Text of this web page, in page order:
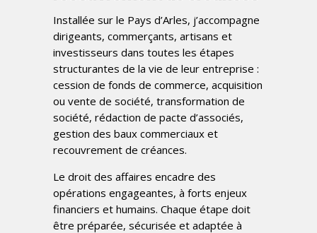
Installée sur le Pays d’Arles, j’accompagne
dirigeants, commerçants, artisans et
investisseurs dans toutes les étapes
structurantes de la vie de leur entreprise :
cession de fonds de commerce, acquisition
ou vente de société, transformation de
société, rédaction de pacte d’associés,
gestion des baux commerciaux et
recouvrement de créances.
Le droit des affaires encadre des
opérations engageantes, à forts enjeux
financiers et humains. Chaque étape doit
être préparée, sécurisée et adaptée à